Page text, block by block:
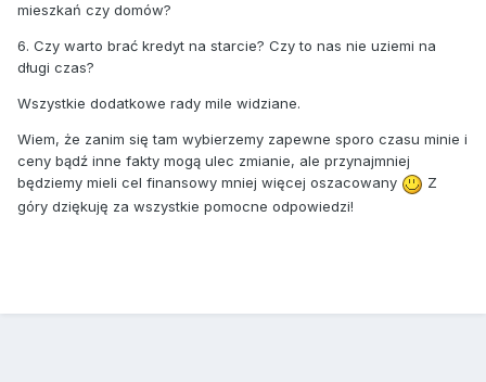
mieszkań czy domów?
6. Czy warto brać kredyt na starcie? Czy to nas nie uziemi na
długi czas?
Wszystkie dodatkowe rady mile widziane.
Wiem, że zanim się tam wybierzemy zapewne sporo czasu minie i
ceny bądź inne fakty mogą ulec zmianie, ale przynajmniej
będziemy mieli cel finansowy mniej więcej oszacowany
Z
góry dziękuję za wszystkie pomocne odpowiedzi!